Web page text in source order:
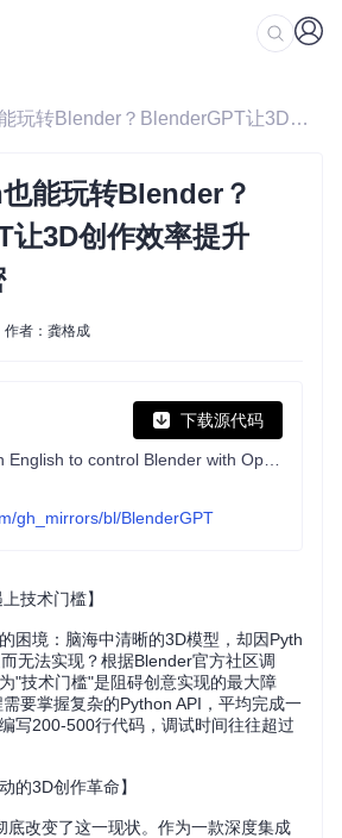
/ 不懂Python也能玩转Blender？BlenderGPT让3D创作效率提升300%的秘密
能玩转Blender？
让3D创作效率提升
作者：龚格成
下载源代码
gh_mirrors/bl/BlenderGPT
技术门槛】
困境：脑海中清晰的3D模型，却因Pyth
无法实现？根据Blender官方社区调
"技术门槛"是阻碍创意实现的最大障
要掌握复杂的Python API，平均完成一
写200-500行代码，调试时间往往超过
的3D创作革命】
底改变了这一现状。作为一款深度集成